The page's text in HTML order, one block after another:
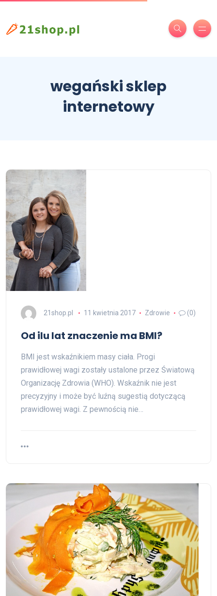
wegański sklep
internetowy
21shop.pl 11 kwietnia 2017 Zdrowie (0)
Od ilu lat znaczenie ma BMI?
BMI jest wskaźnikiem masy ciała. Progi
prawidłowej wagi zostały ustalone przez Światową
Organizację Zdrowia (WHO). Wskaźnik nie jest
precyzyjny i może być luźną sugestią dotyczącą
prawidłowej wagi. Z pewnością nie…